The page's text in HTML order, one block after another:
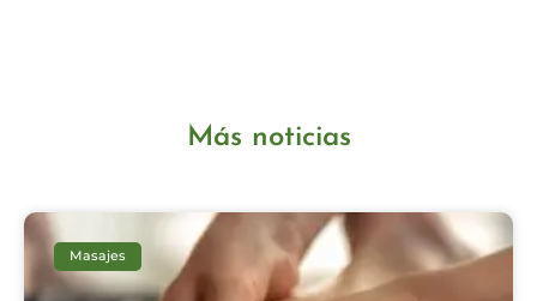
Más noticias
Masajes